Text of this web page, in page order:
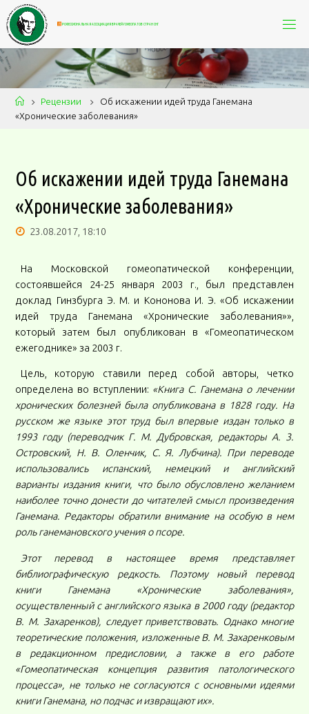
П РОФЕССИОНАЛЬНАЯАССОЦИАЦИЯВРАЧЕЙ-ГОМЕОПАТОВСТРАНСНГ
Рецензии
Об искажении идей труда Ганемана
«Хронические заболевания»
Об искажении идей труда Ганемана
«Хронические заболевания»
23.08.2017, 18:10
На Московской гомеопатической конференции,
состоявшейся 24-25 января 2003 г., был представлен
доклад Гинзбурга Э. М. и Кононова И. Э. «Об искажении
идей труда Ганемана «Хронические заболевания»»,
который затем был опубликован в «Гомеопатическом
ежегоднике» за 2003 г.
Цель, которую ставили перед собой авторы, четко
определена во вступлении: «Книга С. Ганемана о лечении
хронических болезней была опубликована в 1828 году. На
русском же языке этот труд был впервые издан только в
1993 году (переводчик Г. М. Дубровская, редакторы А. 3.
Островский, Н. В. Оленчик, С. Я. Лубчина). При переводе
использовались испанский, немецкий и английский
варианты издания книги, что было обусловлено желанием
наиболее точно донести до читателей смысл произведения
Ганемана. Редакторы обратили внимание на особую в нем
роль ганемановского учения о псоре.
Этот перевод в настоящее время представляет
библиографическую редкость. Поэтому новый перевод
книги Ганемана «Хронические заболевания»,
осуществленный с английского языка в 2000 году (редактор
В. М. Захаренков), следует приветствовать. Однако многие
теоретические положения, изложенные В. М. Захаренковым
в редакционном предисловии, а также в его работе
«Гомеопатическая концепция развития патологического
процесса», не только не согласуются с основными идеями
книги Ганемана, но подчас и извращают их».